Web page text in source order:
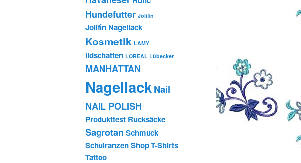
Hundefutter Jolifin
Jolifin Nagellack
Kosmetik LAMY
lidschatten LOREAL Lübecker
MANHATTAN
NagellackNail
NAIL POLISH
Produkttest Rucksäcke
Sagrotan Schmuck
SchulranzenShopT-Shirts
Tattoo